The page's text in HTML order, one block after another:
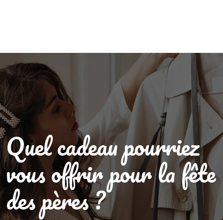
Quel cadeau pourriez
vous offrir pour la fête
des pères ?